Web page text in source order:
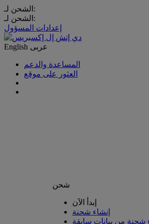
الشحن لـ:
الشحن لـ:
إعدادات المسؤول
English عربى
المساعدة والدعم
العثور على موقع
شحن
إبدأ الآن
إنشاء شحنة
شحنة من بيانات سابقة